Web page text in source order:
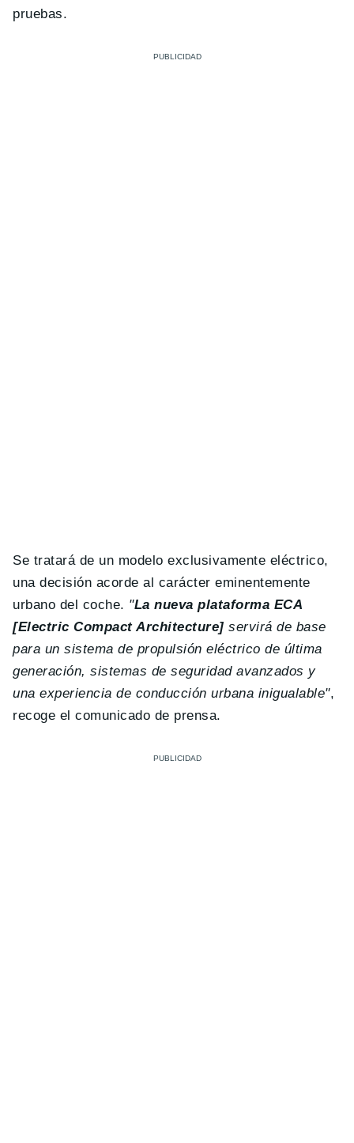
pruebas.
Se tratará de un modelo exclusivamente eléctrico,
una decisión acorde al carácter eminentemente
urbano del coche. "La nueva plataforma ECA
[Electric Compact Architecture] servirá de base
para un sistema de propulsión eléctrico de última
generación, sistemas de seguridad avanzados y
una experiencia de conducción urbana inigualable",
recoge el comunicado de prensa.